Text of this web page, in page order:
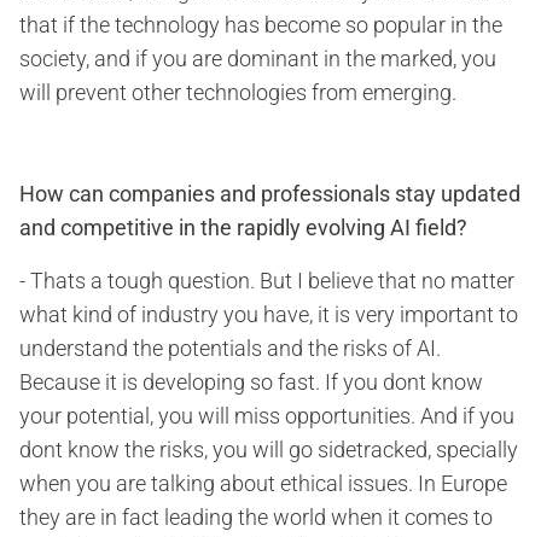
that if the technology has become so popular in the
society, and if you are dominant in the marked, you
will prevent other technologies from emerging.
How can companies and professionals stay updated
and competitive in the rapidly evolving AI field?
- Thats a tough question. But I believe that no matter
what kind of industry you have, it is very important to
understand the potentials and the risks of AI.
Because it is developing so fast. If you dont know
your potential, you will miss opportunities. And if you
dont know the risks, you will go sidetracked, specially
when you are talking about ethical issues. In Europe
they are in fact leading the world when it comes to